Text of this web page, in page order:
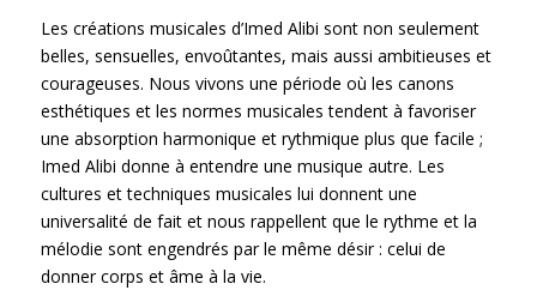
Les créations musicales d’Imed Alibi sont non seulement
belles, sensuelles, envoûtantes, mais aussi ambitieuses et
courageuses. Nous vivons une période où les canons
esthétiques et les normes musicales tendent à favoriser
une absorption harmonique et rythmique plus que facile ;
Imed Alibi donne à entendre une musique autre. Les
cultures et techniques musicales lui donnent une
universalité de fait et nous rappellent que le rythme et la
mélodie sont engendrés par le même désir : celui de
donner corps et âme à la vie.